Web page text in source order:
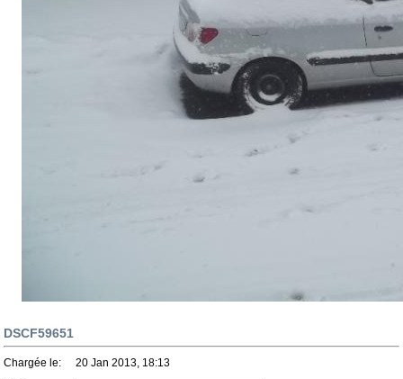
DSCF59651
Chargée le:
20 Jan 2013, 18:13